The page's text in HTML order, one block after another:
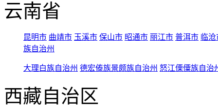
云南省
昆明市 曲靖市 玉溪市 保山市 昭通市 丽江市 普洱市 临
族自治州
大理白族自治州 德宏傣族景颇族自治州 怒江傈僳族自治
西藏自治区